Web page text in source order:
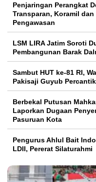
Penjaringan Perangkat
Transparan, Koramil
Pengawasan
LSM LIRA Jatim Soroti
Pembangunan Barak
Sambut HUT ke-81 RI,
Pakisaji Guyub
Berbekal Putusan
Laporkan Dugaan
Pasuruan Kota
Pengurus Ahlul Bait
LDII, Pererat Silaturahmi